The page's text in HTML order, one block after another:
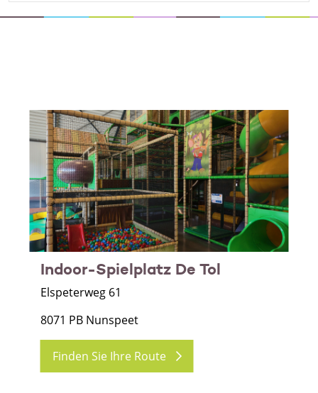
Indoor-Spielplatz De Tol
Elspeterweg 61
8071 PB Nunspeet
Finden Sie Ihre Route